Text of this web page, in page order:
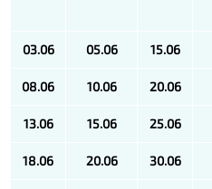
03.06 05.06 15.06
08.06 10.06 20.06
13.06 15.06 25.06
18.06 20.06 30.06